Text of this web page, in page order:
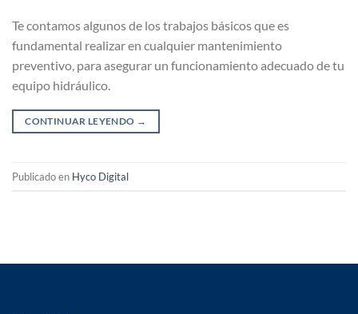
Te contamos algunos de los trabajos básicos que es
fundamental realizar en cualquier mantenimiento
preventivo, para asegurar un funcionamiento adecuado de tu
equipo hidráulico.
CONTINUAR LEYENDO →
Publicado en Hyco Digital